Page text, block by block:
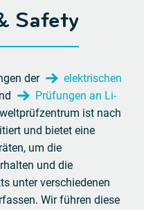
Safety
der
elektrischen
Prüfungen an Li-
ist nach
und bietet eine
um die
und die
unter verschiedenen
Wir führen diese